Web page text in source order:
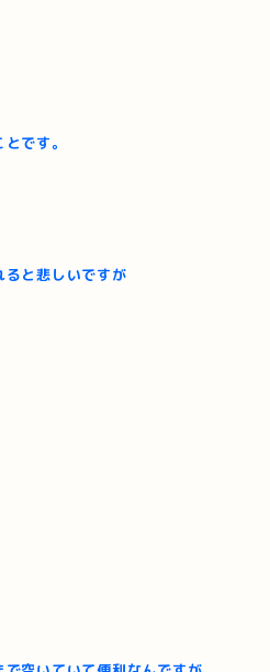
です。
ると悲しいですが